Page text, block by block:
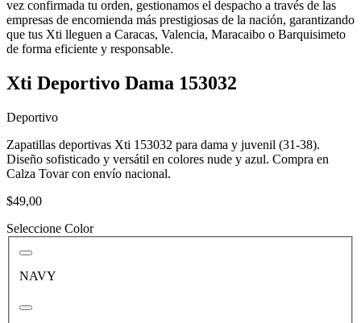
vez confirmada tu orden, gestionamos el despacho a través de las
empresas de encomienda más prestigiosas de la nación, garantizando
que tus Xti lleguen a Caracas, Valencia, Maracaibo o Barquisimeto
de forma eficiente y responsable.
Xti Deportivo Dama 153032
Deportivo
Zapatillas deportivas Xti 153032 para dama y juvenil (31-38).
Diseño sofisticado y versátil en colores nude y azul. Compra en
Calza Tovar con envío nacional.
$49,00
Seleccione Color
NAVY